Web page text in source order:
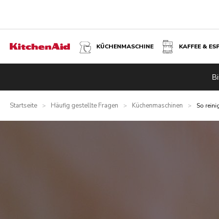
KÜCHENMASCHINE KAFFEE &
Startseite > Häufig gestellte Fragen > Küchenmaschinen > So